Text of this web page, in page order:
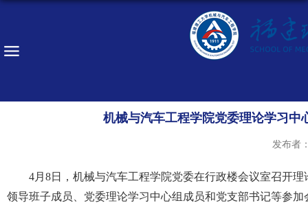
机械与汽车工程学院党委理论学习
发布者
4月8日，机械与汽车工程学院党委在行政楼会议室召开
领导班子成员、党委理论学习中心组成员和党支部书记等参加